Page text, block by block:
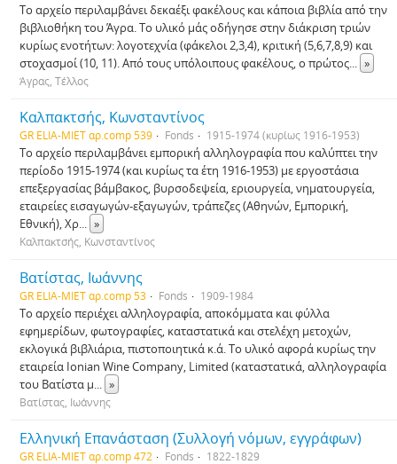
Το αρχείο περιλαμβάνει δεκαέξι φακέλους και κάποια βιβλία από την
βιβλιοθήκη του Άγρα. Το υλικό μάς οδήγησε στην διάκριση τριών
κυρίως ενοτήτων: λογοτεχνία (φάκελοι 2,3,4), κριτική (5,6,7,8,9) και
στοχασμοί (10, 11). Από τους υπόλοιπους φακέλους, ο πρώτος... »
Άγρας, Τέλλος
Καλπακτσής, Κωνσταντίνος
GR ELIA-MIET αρ.comp 539 Fonds 1915-1974 (κυρίως 1916-1953)
Το αρχείο περιλαμβάνει εμπορική αλληλογραφία που καλύπτει την
περίοδο 1915-1974 (και κυρίως τα έτη 1916-1953) με εργοστάσια
επεξεργασίας βάμβακος, βυρσοδεψεία, εριουργεία, νηματουργεία,
εταιρείες εισαγωγών-εξαγωγών, τράπεζες (Αθηνών, Εμπορική,
Εθνική), Χρ... »
Καλπακτσής, Κωνσταντίνος
Βατίστας, Ιωάννης
GR ELIA-MIET αρ.comp 53 Fonds 1909-1984
Το αρχείο περιέχει αλληλογραφία, αποκόμματα και φύλλα
εφημερίδων, φωτογραφίες, καταστατικά και στελέχη μετοχών,
εκλογικά βιβλιάρια, πιστοποιητικά κ.ά. Το υλικό αφορά κυρίως την
εταιρεία Ionian Wine Company, Limited (καταστατικά, αλληλογραφία
του Βατίστα μ... »
Βατίστας, Ιωάννης
Ελληνική Επανάσταση (Συλλογή νόμων, εγγράφων)
GR ELIA-MIET αρ.comp 472 Fonds 1822-1829